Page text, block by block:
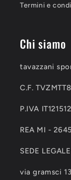
Termini e
Chi siamo
tavazzani
C.F.
P.IVA
REA MI -
SEDE
via gramsci